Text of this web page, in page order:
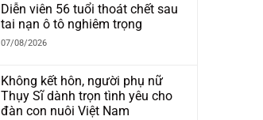
Diễn viên 56 tuổi thoát chết sau
tai nạn ô tô nghiêm trọng
07/08/2026
Không kết hôn, người phụ nữ
Thụy Sĩ dành trọn tình yêu cho
đàn con nuôi Việt Nam